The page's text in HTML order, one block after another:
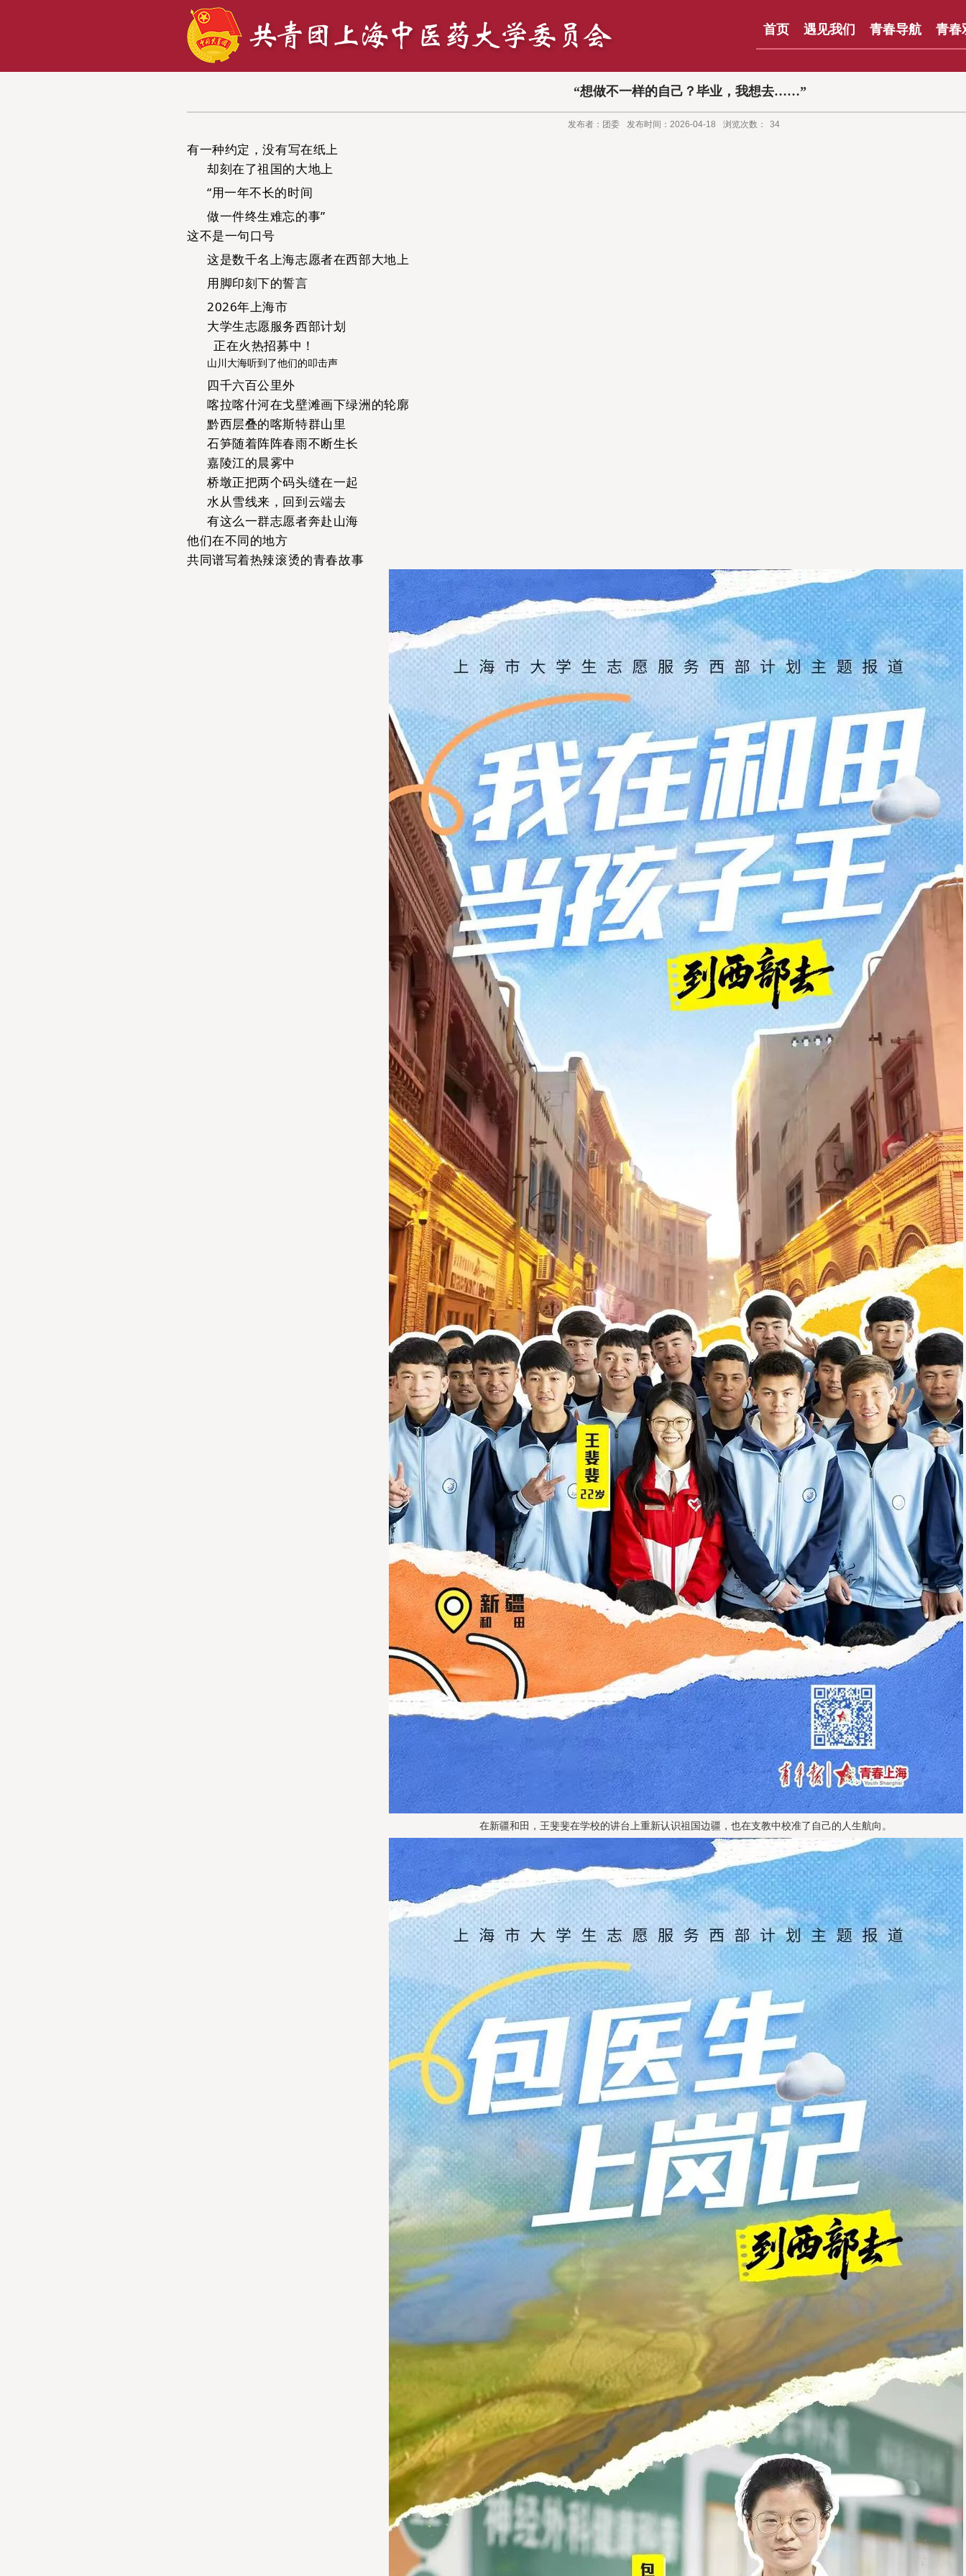
首页 遇见我们 青春导航 青春
“想做不一样的自己？毕业，我想去……”
发布者：团委 发布时间：2026-04-18 浏览次数： 34
有一种约定，没有写在纸上
却刻在了祖国的大地上
“用一年不长的时间
做一件终生难忘的事”
这不是一句口号
这是数千名上海志愿者在西部大地上
用脚印刻下的誓言
2026年上海市
大学生志愿服务西部计划
正在火热招募中！
山川大海听到了他们的叩击声
四千六百公里外
喀拉喀什河在戈壁滩画下绿洲的轮廓
黔西层叠的喀斯特群山里
石笋随着阵阵春雨不断生长
嘉陵江的晨雾中
桥墩正把两个码头缝在一起
水从雪线来，回到云端去
有这么一群志愿者奔赴山海
他们在不同的地方
共同谱写着热辣滚烫的青春故事
在新疆和田，王斐斐在学校的讲台上重新认识祖国边疆，也在支教中校准了自己的人生航向。